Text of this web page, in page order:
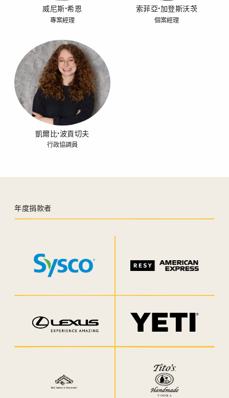
威尼斯·希恩
專案經理
索菲亞·加登斯沃茨
個案經理
凱爾比·波貢切夫
行政協調員
年度捐款者